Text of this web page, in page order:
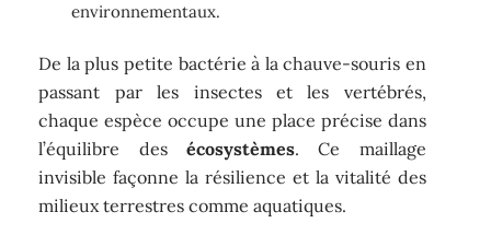
environnementaux.
De la plus petite bactérie à la chauve-souris en
passant par les insectes et les vertébrés,
chaque espèce occupe une place précise dans
l’équilibre des écosystèmes. Ce maillage
invisible façonne la résilience et la vitalité des
milieux terrestres comme aquatiques.